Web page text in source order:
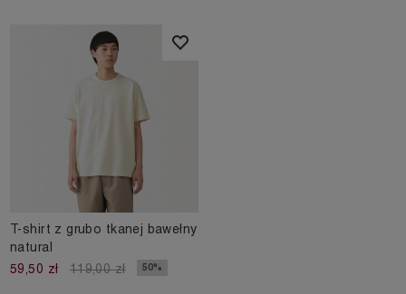
T-shirt z grubo tkanej bawełny
natural
59,50 zł
119,00 zł 50%